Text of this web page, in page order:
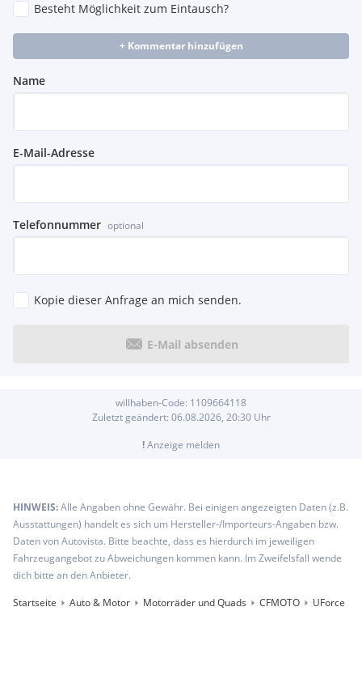
Besteht Möglichkeit zum Eintausch?
+ Kommentar hinzufügen
Name
E-Mail-Adresse
Telefonnummer optional
Kopie dieser Anfrage an mich senden.
E-Mail absenden
willhaben-Code: 1109664118
Zuletzt geändert: 06.08.2026, 20:30Uhr
!Anzeige melden
HINWEIS:Alle Angaben ohne Gewähr. Bei einigen angezeigten Daten (z.B.
Ausstattungen) handelt es sich um Hersteller-/Importeurs-Angaben bzw.
Daten von Autovista. Bitte beachte, dass es hierdurch im jeweiligen
Fahrzeugangebot zu Abweichungen kommen kann. Im Zweifelsfall wende
dich bitte an den Anbieter.
Startseite
Auto & Motor Motorräder und Quads CFMOTO UForce